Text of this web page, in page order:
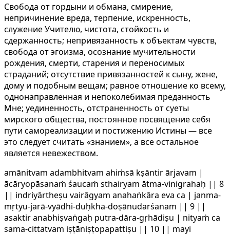
Свобода от гордыни и обмана, смирение,
непричинение вреда, терпение, искренность,
служение Учителю, чистота, стойкость и
сдержанность; непривязанность к объектам чувств,
свобода от эгоизма, осознание мучительности
рождения, смерти, старения и переносимых
страданий; отсутствие привязанностей к сыну, жене,
дому и подобным вещам; равное отношение ко всему,
однонаправленная и непоколебимая преданность
Мне; уединенность, отстраненность от суеты
мирского общества, постоянное посвящение себя
пути самореализации и постижению Истины — все
это следует считать «знанием», а все остальное
является невежеством.
amānitvam adambhitvam ahiṁsā kṣāntir ārjavam |
ācāryopāsanaṁ śaucaṁ sthairyam ātma-vinigrahaḥ || 8
|| indriyārtheṣu vairāgyam anahaṅkāra eva ca | janma-
mṛtyu-jarā-vyādhi-duḥkha-doṣānudarśanam || 9 ||
asaktir anabhiṣvaṅgaḥ putra-dāra-gṛhādiṣu | nityaṁ ca
sama-cittatvam iṣṭāniṣṭopapattiṣu || 10 || mayi